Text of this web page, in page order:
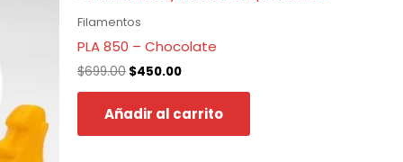
Filamentos
PLA 850 – Chocolate
$699.00
original
$699.00.
$450.00
$450.00.
Añadir al carrito